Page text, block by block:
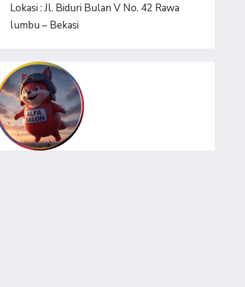
Lokasi : Jl. Biduri Bulan V No. 42 Rawa
lumbu – Bekasi